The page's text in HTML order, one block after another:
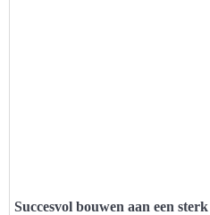
Succesvol bouwen aan een